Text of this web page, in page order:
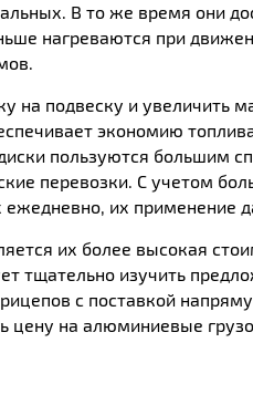
В то же время они
нагреваются при
на подвеску и увеличить
экономию
пользуются большим
перевозки. С учетом
их применение
их более высокая
тщательно изучить
с поставкой
цену на алюминиевые